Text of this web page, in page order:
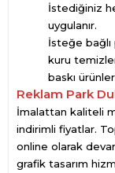
İstediğiniz
uygulanır.
İsteğe
kuru
baskı
Reklam Park
İmalattan kaliteli
indirimli fiyatlar.
online olarak
grafik tasarım